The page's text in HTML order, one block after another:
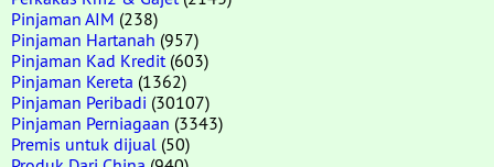
Pinjaman AIM (238)
Pinjaman Hartanah (957)
Pinjaman Kad Kredit (603)
Pinjaman Kereta (1362)
Pinjaman Peribadi (30107)
Pinjaman Perniagaan (3343)
Premis untuk dijual (50)